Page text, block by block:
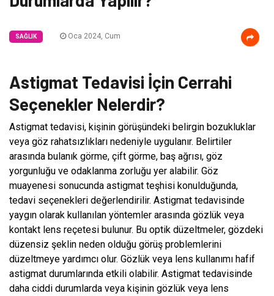
SAĞLIK Oca 2024, Cum
Astigmat Tedavisi İçin Cerrahi
Seçenekler Nelerdir?
Astigmat tedavisi, kişinin görüşündeki belirgin bozukluklar
veya göz rahatsızlıkları nedeniyle uygulanır. Belirtiler
arasında bulanık görme, çift görme, baş ağrısı, göz
yorgunluğu ve odaklanma zorluğu yer alabilir. Göz
muayenesi sonucunda astigmat teşhisi konulduğunda,
tedavi seçenekleri değerlendirilir. Astigmat tedavisinde
yaygın olarak kullanılan yöntemler arasında gözlük veya
kontakt lens reçetesi bulunur. Bu optik düzeltmeler, gözdeki
düzensiz şeklin neden olduğu görüş problemlerini
düzeltmeye yardımcı olur. Gözlük veya lens kullanımı hafif
astigmat durumlarında etkili olabilir. Astigmat tedavisinde
daha ciddi durumlarda veya kişinin gözlük veya lens